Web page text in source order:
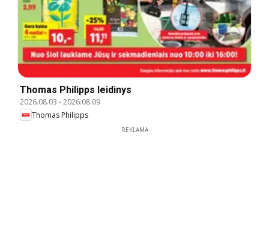
Thomas Philipps leidinys
2026.08.03 -2026.08.09
Thomas Philipps
REKLAMA